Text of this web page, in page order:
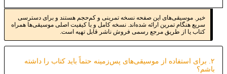
خیر. موسیقی‌های این صفحه نسخه تمرینی و کم‌حجم هستند و برای دسترسی
سریع هنگام تمرین ارائه شده‌اند. نسخه کامل و با کیفیت اصلی موسیقی‌ها همراه
کتاب یا از طریق مرجع رسمی فروش ناشر قابل تهیه است.
۲. برای استفاده از موسیقی‌های پس‌زمینه حتماً باید کتاب را داشته
باشم؟